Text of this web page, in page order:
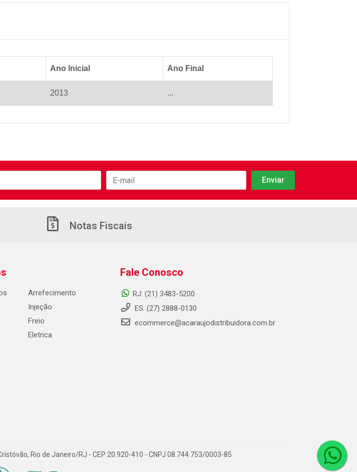
Ano Inicial Ano Final
2013 ...
Notas Fiscais
Arrefecimento
Injeção
Freio
Eletrica
Fale Conosco
RJ: (21) 3483-5200
ES: (27) 2888-0130
ecommerce@acaraujodistribuidora.com.br
Rio de Janeiro/RJ - CEP 20.920-410 - CNPJ 08.744.753/0003-85